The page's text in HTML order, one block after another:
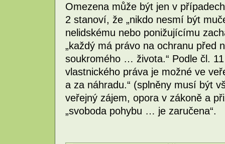
Omezena může být jen v
2 stanoví, že „nikdo nesmí být
nelidskému nebo ponižujícímu
„každý má právo na ochranu před
soukromého … života.“ Podle čl.
vlastnického práva je možné ve
a za náhradu.“ (splněny musí být
veřejný zájem, opora v zákoně a
„svoboda pohybu … je zaručena“.